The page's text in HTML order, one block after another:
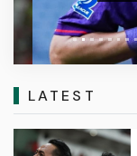
LATEST